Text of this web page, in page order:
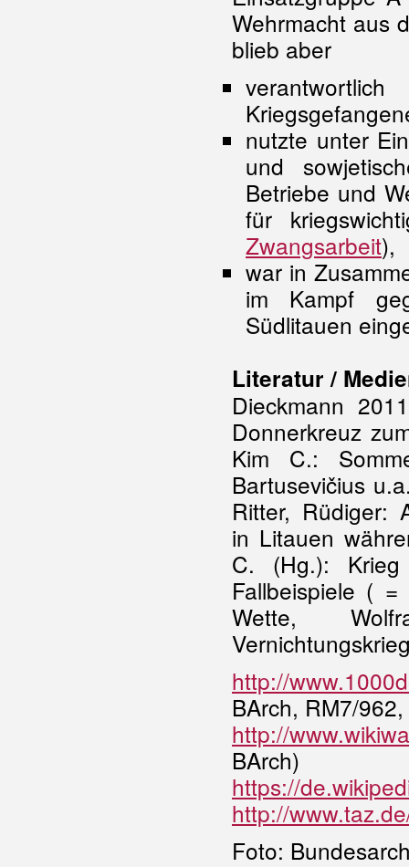
Wehrmacht aus
blieb aber
nutzte unter
und
Betriebe und
für
Zwangsarbeit),
war in
im Kampf
Südlitauen
Literatur /
Dieckmann
Donnerkreuz
Kim C.:
Bartusevičius
Ritter, Rüdiger:
in Litauen
C. (Hg.): Krieg
Fallbeispiele (
Wette,
http://
BArch, RM7/
http://
BArch)
https://
http://
Foto: